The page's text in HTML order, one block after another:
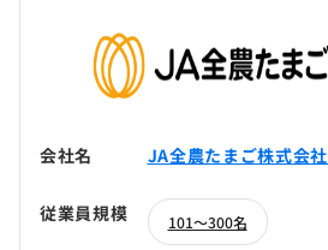
会社名 JA全農たまご株式会社
従業員規模 101～300名